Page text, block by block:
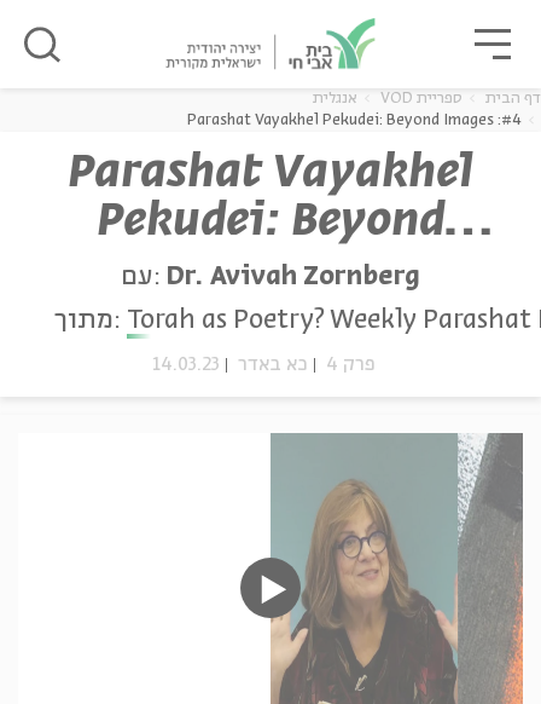
אנגלית
דף הבית ספריית VOD
אנגלית
#4: Parashat Vayakhel Pekudei: Beyond Images
Parashat Vayakhel
Pekudei: Beyond
Images
עם: Dr. Avivah Zornberg
מתוך:
Torah as Poetry? Weekly Parashat
14.03.23 כא באדר פרק 4
סגור